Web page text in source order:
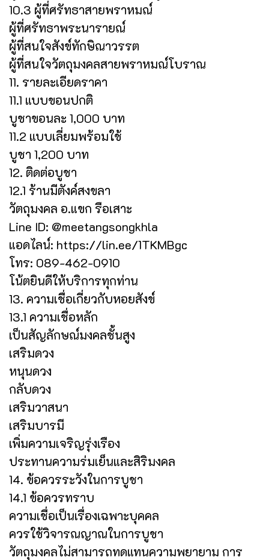
10.3 ผู้ที่ศรัทธาสายพราหมณ์
ผู้ที่ศรัทธาพระนารายณ์
ผู้ที่สนใจสังข์ทักษิณาวรรต
ผู้ที่สนใจวัตถุมงคลสายพราหมณ์โบราณ
11. รายละเอียดราคา
11.1 แบบขอนปกติ
บูชาขอนละ 1,000 บาท
11.2 แบบเลี่ยมพร้อมใช้
บูชา 1,200 บาท
12. ติดต่อบูชา
12.1 ร้านมีตังค์สงขลา
วัตถุมงคล อ.แขก รือเสาะ
Line ID: @meetangsongkhla
แอดไลน์: https://lin.ee/1TKMBgc
โทร: 089-462-0910
โน้ตยินดีให้บริการทุกท่าน
13. ความเชื่อเกี่ยวกับหอยสังข์
13.1 ความเชื่อหลัก
เป็นสัญลักษณ์มงคลชั้นสูง
เสริมดวง
หนุนดวง
กลับดวง
เสริมวาสนา
เสริมบารมี
เพิ่มความเจริญรุ่งเรือง
ประทานความร่มเย็นและสิริมงคล
14. ข้อควรระวังในการบูชา
14.1 ข้อควรทราบ
ความเชื่อเป็นเรื่องเฉพาะบุคคล
ควรใช้วิจารณญาณในการบูชา
วัตถุมงคลไม่สามารถทดแทนความพยายาม การ